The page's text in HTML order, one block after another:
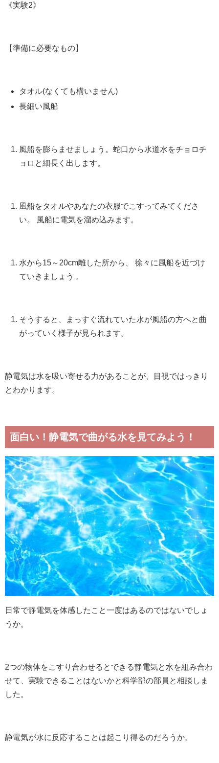
《実験2》
【準備に必要なもの】
タオル(なくても構いません)
長細い風船
風船を膨らませましょう。蛇口から水道水をチョロチ
ョロと細長く出します。
風船をタオルやあなたの衣服でこすってみてくださ
い。 風船に電気を溜め込みます。
水から15～20cm離した所から、 徐々に風船を近づけ
ていきましょう 。
そうすると、まっすぐ流れていた水が風船の方へと曲
がっていく様子が見られます。
静電気は水を吸い寄せる力があることが、目視ではっきり
とわかります。
面白い！静電気で曲がる水を見てみよう！
日常で静電気を体感したこと一度はあるのではないでしょ
うか。
2つの物体をこすり合わせるとできる静電気と水を組み合わ
せて、実験できることはないかと科学部の部員と相談しま
した。
静電気が水に反応することは起こり得るのだろうか。